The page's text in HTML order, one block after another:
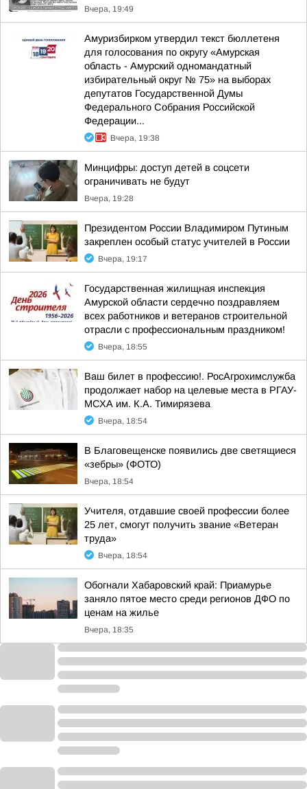
Вчера, 19:49
Амуризбирком утвердил текст бюллетеня
для голосования по округу «Амурская
область - Амурский одномандатный
избирательный округ № 75» на выборах
депутатов Государственной Думы
Федерального Собрания Российской
Федерации...
Вчера, 19:38
Минцифры: доступ детей в соцсети
ограничивать не будут
Вчера, 19:28
Президентом России Владимиром Путиным
закреплен особый статус учителей в России
Вчера, 19:17
Государственная жилищная инспекция
Амурской области сердечно поздравляем
всех работников и ветеранов строительной
отрасли с профессиональным праздником!
Вчера, 18:55
Ваш билет в профессию!. РосАгрохимслужба
продолжает набор на целевые места в РГАУ-
МСХА им. К.А. Тимирязева
Вчера, 18:54
В Благовещенске появились две светящиеся
«зебры» (ФОТО)
Вчера, 18:54
Учителя, отдавшие своей профессии более
25 лет, смогут получить звание «Ветеран
труда»
Вчера, 18:54
Обогнали Хабаровский край: Приамурье
заняло пятое место среди регионов ДФО по
ценам на жилье
Вчера, 18:35